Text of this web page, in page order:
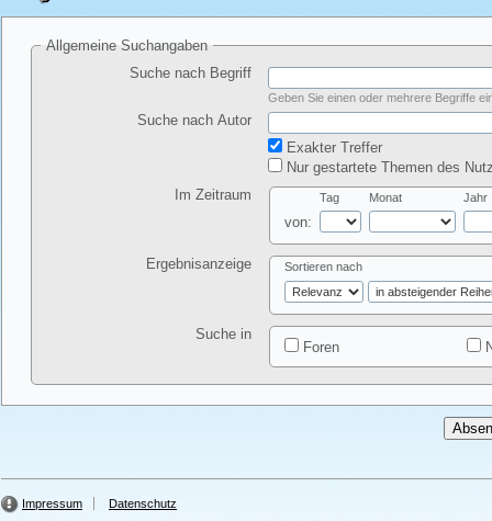
Allgemeine Suchangaben
Suche nach Begriff
Geben Sie einen oder mehrere Begriffe
Suche nach Autor
Exakter Treffer
Nur gestartete Themen des
Im Zeitraum
von:
Tag Monat Jahr
Ergebnisanzeige Sortieren nach
Suche in
Foren
Impressum Datenschutz